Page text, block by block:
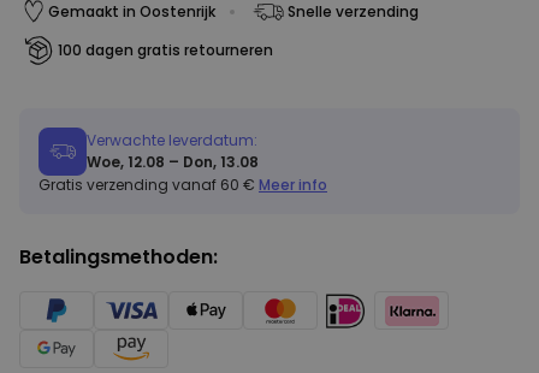
Gemaakt in Oostenrijk
Snelle verzending
100 dagen gratis retourneren
Verwachte leverdatum:
Woe, 12.08 – Don, 13.08
Gratis verzending vanaf 60 € Meer info
Betalingsmethoden: